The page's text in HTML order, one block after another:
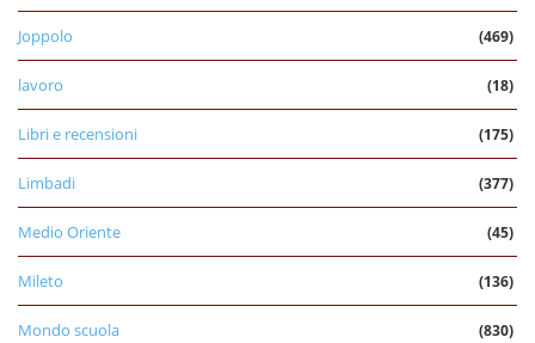
Joppolo (469)
lavoro (18)
Libri e recensioni (175)
Limbadi (377)
Medio Oriente (45)
Mileto (136)
Mondo scuola (830)